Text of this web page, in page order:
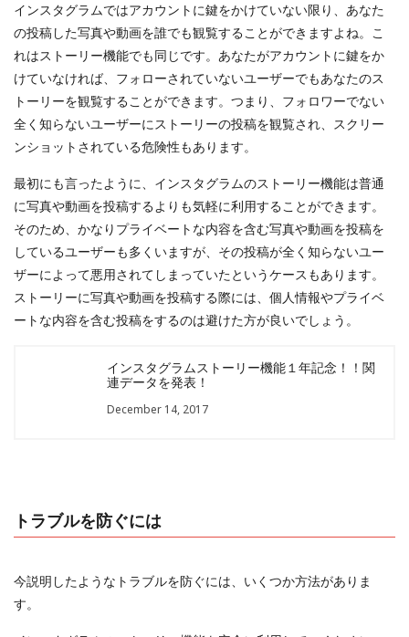
インスタグラムではアカウントに鍵をかけていない限り、あなた
の投稿した写真や動画を誰でも観覧することができますよね。こ
れはストーリー機能でも同じです。あなたがアカウントに鍵をか
けていなければ、フォローされていないユーザーでもあなたのス
トーリーを観覧することができます。つまり、フォロワーでない
全く知らないユーザーにストーリーの投稿を観覧され、スクリー
ンショットされている危険性もあります。
最初にも言ったように、インスタグラムのストーリー機能は普通
に写真や動画を投稿するよりも気軽に利用することができます。
そのため、かなりプライベートな内容を含む写真や動画を投稿を
しているユーザーも多くいますが、その投稿が全く知らないユー
ザーによって悪用されてしまっていたというケースもあります。
ストーリーに写真や動画を投稿する際には、個人情報やプライベ
ートな内容を含む投稿をするのは避けた方が良いでしょう。
インスタグラムストーリー機能１年記念！！関
連データを発表！
December 14, 2017
トラブルを防ぐには
今説明したようなトラブルを防ぐには、いくつか方法がありま
す。